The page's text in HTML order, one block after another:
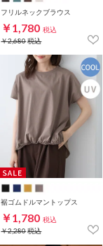
フリルネックブラウス
￥1,780 税込
￥2,680税込
裾ゴムドルマントップス
￥1,780 税込
￥2,280税込